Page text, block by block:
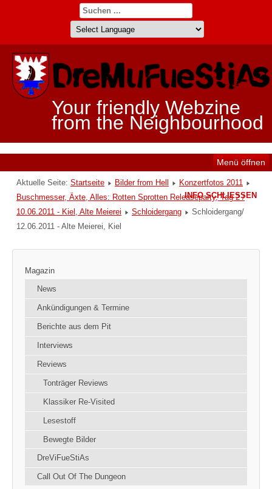
Your friendly Webzine
from the Neighbourhood
Menü öffnen
Aktuelle Seite: Startseite Bilder from Hell
Konzertfotos 2011
Buschmesser, Äxte, Alles: Rotten Sprotten Releaseparty, Tag 2 /
10.06.2011 - Kiel, Alte Meierei
Schloidergang
Schloidergang/
12.06.2011 - Alte Meierei, Kiel
Magazin
News
Ankündigungen & Termine
Berichte aus dem Pit
Interviews
Reviews
Tonträger Reviews
Klassiker Re-Visited
Lesestoff
Bewegte Bilder
DreViFueStiAs
Call Out Of The Dungeon
INFO SCHLIESSEN